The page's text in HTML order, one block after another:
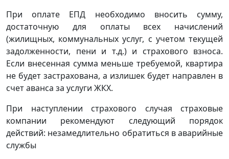
При оплате ЕПД необходимо вносить сумму,
достаточную для оплаты всех начислений
(жилищных, коммунальных услуг, с учетом текущей
задолженности, пени и т.д.) и страхового взноса.
Если внесенная сумма меньше требуемой, квартира
не будет застрахована, а излишек будет направлен в
счет аванса за услуги ЖКХ.
При наступлении страхового случая страховые
компании рекомендуют следующий порядок
действий: незамедлительно обратиться в аварийные
службы